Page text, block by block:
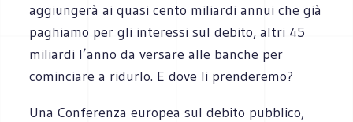
aggiungerà ai quasi cento miliardi annui che già
paghiamo per gli interessi sul debito, altri 45
miliardi l’anno da versare alle banche per
cominciare a ridurlo. E dove li prenderemo?
Una Conferenza europea sul debito pubblico,